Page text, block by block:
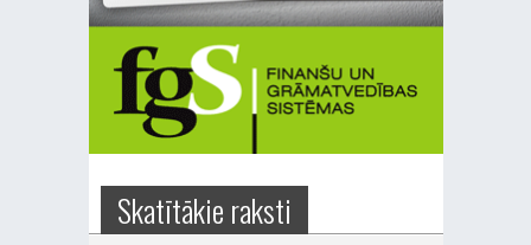
Skatītākie raksti